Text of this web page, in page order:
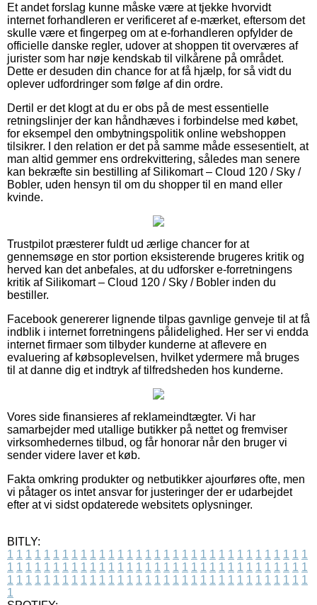
Et andet forslag kunne måske være at tjekke hvorvidt
internet forhandleren er verificeret af e-mærket, eftersom det
skulle være et fingerpeg om at e-forhandleren opfylder de
officielle danske regler, udover at shoppen tit overværes af
jurister som har nøje kendskab til vilkårene på området.
Dette er desuden din chance for at få hjælp, for så vidt du
oplever udfordringer som følge af din ordre.
Dertil er det klogt at du er obs på de mest essentielle
retningslinjer der kan håndhæves i forbindelse med købet,
for eksempel den ombytningspolitik online webshoppen
tilsikrer. I den relation er det på samme måde essesentielt, at
man altid gemmer ens ordrekvittering, således man senere
kan bekræfte sin bestilling af Silikomart – Cloud 120 / Sky /
Bobler, uden hensyn til om du shopper til en mand eller
kvinde.
Trustpilot præsterer fuldt ud ærlige chancer for at
gennemsøge en stor portion eksisterende brugeres kritik og
herved kan det anbefales, at du udforsker e-forretningens
kritik af Silikomart – Cloud 120 / Sky / Bobler inden du
bestiller.
Facebook genererer lignende tilpas gavnlige genveje til at få
indblik i internet forretningens pålidelighed. Her ser vi endda
internet firmaer som tilbyder kunderne at aflevere en
evaluering af købsoplevelsen, hvilket ydermere må bruges
til at danne dig et indtryk af tilfredsheden hos kunderne.
Vores side finansieres af reklameindtægter. Vi har
samarbejder med utallige butikker på nettet og fremviser
virksomhedernes tilbud, og får honorar når den bruger vi
sender videre laver et køb.
Fakta omkring produkter og netbutikker ajourføres ofte, men
vi påtager os intet ansvar for justeringer der er udarbejdet
efter at vi sidst opdaterede websitets oplysninger.
BITLY:
1 1 1 1 1 1 1 1 1 1 1 1 1 1 1 1 1 1 1 1 1 1 1 1 1 1 1 1 1 1 1 1 1
1 1 1 1 1 1 1 1 1 1 1 1 1 1 1 1 1 1 1 1 1 1 1 1 1 1 1 1 1 1 1 1 1
1 1 1 1 1 1 1 1 1 1 1 1 1 1 1 1 1 1 1 1 1 1 1 1 1 1 1 1 1 1 1 1 1
1